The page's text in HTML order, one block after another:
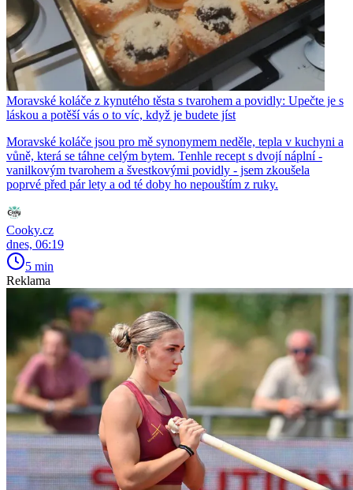
Moravské koláče z kynutého těsta s tvarohem a povidly: Upečte je s
láskou a potěší vás o to víc, když je budete jíst
Moravské koláče jsou pro mě synonymem neděle, tepla v kuchyni a
vůně, která se táhne celým bytem. Tenhle recept s dvojí náplní -
vanilkovým tvarohem a švestkovými povidly - jsem zkoušela
poprvé před pár lety a od té doby ho nepouštím z ruky.
Cooky.cz
dnes, 06:19
5 min
Reklama